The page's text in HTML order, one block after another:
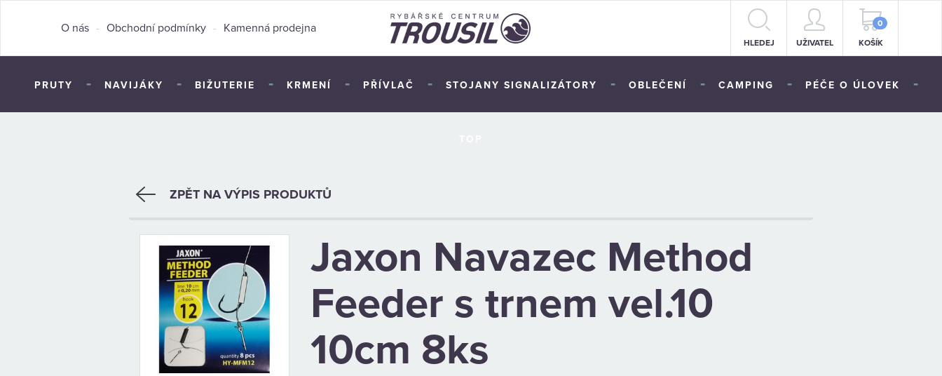
O nás - Obchodní podmínky - Kamenná prodejna
HLEDEJ UŽIVATEL
0
KOŠÍK
PRUTY - NAVIJÁKY - BIŽUTERIE - KRMENÍ - PŘÍVLAČ - STOJANY SIGNALIZÁTORY - OBLEČENÍ - CAMPING - PÉČE O ÚLOVEK -
ZPĚT NA VÝPIS PRODUKTŮ
Jaxon Navazec Method
Feeder s trnem vel.10
10cm 8ks